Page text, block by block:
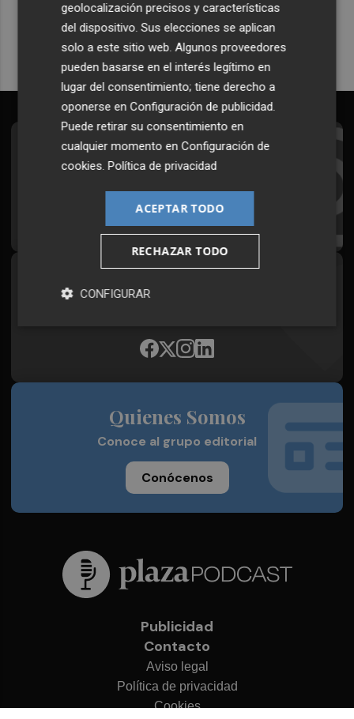
Quiero suscribirme
Suscríbete al Boletín
¡Quiero suscribirme!
Síguenos en redes
Quienes Somos
Conoce al grupo editorial
Conócenos
Publicidad
Contacto
Aviso legal
Política de privacidad
Cookies
geolocalización precisos y características
del dispositivo. Sus elecciones se aplican
solo a este sitio web. Algunos proveedores
pueden basarse en el interés legítimo en
lugar del consentimiento; tiene derecho a
oponerse enConfiguración de publicidad.
Puede retirar su consentimiento en
cualquier momento enConfiguración de
cookies.Política de privacidad
ACEPTAR TODO
RECHAZAR TODO
CONFIGURAR